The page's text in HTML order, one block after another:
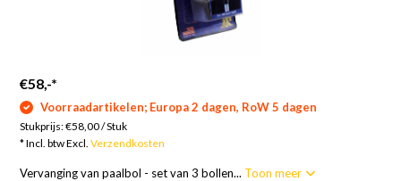
€58,-*
Voorraadartikelen; Europa 2 dagen, RoW 5 dagen
Stukprijs:€58,00/Stuk
* Incl. btw Excl.Verzendkosten
Vervanging van paalbol - set van 3 bollen... Toon meer